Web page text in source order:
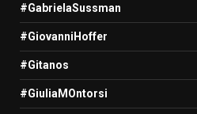
#GabrielaSussman
#GiovanniHoffer
#Gitanos
#GiuliaMOntorsi